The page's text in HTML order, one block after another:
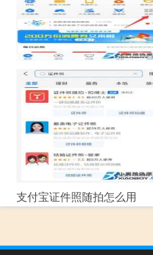
支付宝怎么拍违章挣钱？
支付宝证件照随拍怎么用